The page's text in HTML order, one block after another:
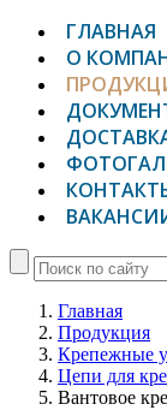
ГЛАВНАЯ
О
Главная
Продукция
Крепежные
Цепи для
Вантовое